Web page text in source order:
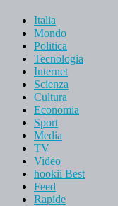
Italia
Mondo
Politica
Tecnologia
Internet
Scienza
Cultura
Economia
Sport
Media
TV
Video
hookii Best
Feed
Rapide